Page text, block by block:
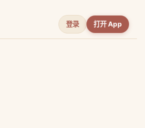
登录 打开 App